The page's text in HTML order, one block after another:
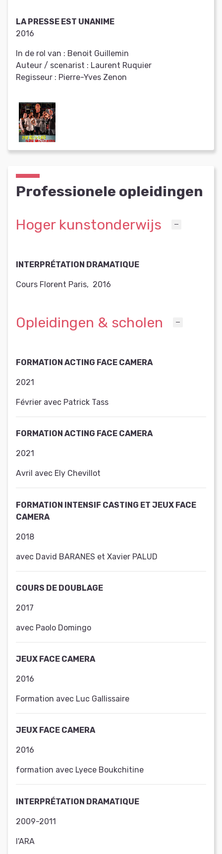
LA PRESSE EST UNANIME
2016
In de rol van : Benoit Guillemin
Auteur / scenarist : Laurent Ruquier
Regisseur : Pierre-Yves Zenon
Professionele opleidingen
Hoger kunstonderwijs
INTERPRÉTATION DRAMATIQUE
Cours Florent Paris, 2016
Opleidingen & scholen
FORMATION ACTING FACE CAMERA
2021
Février avec Patrick Tass
FORMATION ACTING FACE CAMERA
2021
Avril avec Ely Chevillot
FORMATION INTENSIF CASTING ET JEUX FACE
CAMERA
2018
avec David BARANES et Xavier PALUD
COURS DE DOUBLAGE
2017
avec Paolo Domingo
JEUX FACE CAMERA
2016
Formation avec Luc Gallissaire
JEUX FACE CAMERA
2016
formation avec Lyece Boukchitine
INTERPRÉTATION DRAMATIQUE
2009-2011
l'ARA